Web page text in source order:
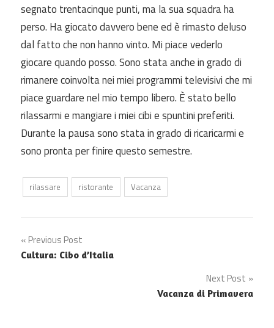
segnato trentacinque punti, ma la sua squadra ha
perso. Ha giocato davvero bene ed è rimasto deluso
dal fatto che non hanno vinto. Mi piace vederlo
giocare quando posso. Sono stata anche in grado di
rimanere coinvolta nei miei programmi televisivi che mi
piace guardare nel mio tempo libero. È stato bello
rilassarmi e mangiare i miei cibi e spuntini preferiti.
Durante la pausa sono stata in grado di ricaricarmi e
sono pronta per finire questo semestre.
rilassare ristorante Vacanza
Post
navigation
Previous Post
Cultura: Cibo d’Italia
Next Post
Vacanza di Primavera